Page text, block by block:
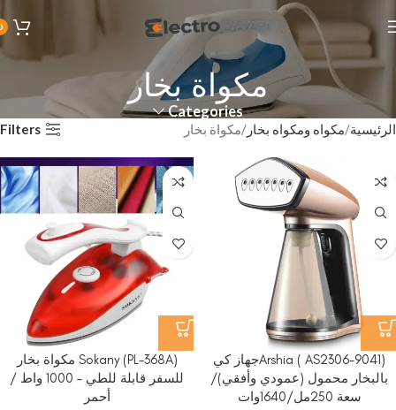
مكواة بخار
Categories
الرئيسية مكواه ومكواه بخار مكواة بخار Filters
Arshia ( AS2306-9041)جهاز كي
بالبخار محمول (عمودي وأفقي)/
سعة 250مل/1640وات
Sokany (PL-368A) مكواة بخار
للسفر قابلة للطي – 1000 واط /
أحمر